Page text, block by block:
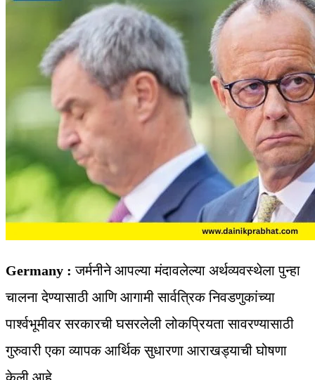
Germany : जर्मनीने आपल्या मंदावलेल्या अर्थव्यवस्थेला पुन्हा
चालना देण्यासाठी आणि आगामी सार्वत्रिक निवडणुकांच्या
पार्श्वभूमीवर सरकारची घसरलेली लोकप्रियता सावरण्यासाठी
गुरुवारी एका व्यापक आर्थिक सुधारणा आराखड्याची घोषणा